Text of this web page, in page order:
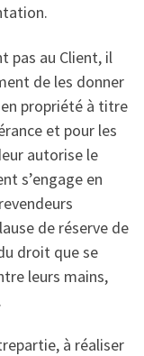
pas au Client, il
de les donner
propriété à titre
et pour les
autorise le
s’engage en
de réserve de
droit que se
leurs mains,
à réaliser